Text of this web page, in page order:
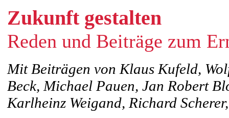
Zukunft gestalten
Reden und Beiträge zum
Mit Beiträgen von Klaus Kufeld,
Beck, Michael Pauen, Jan Robert
Karlheinz Weigand, Richard